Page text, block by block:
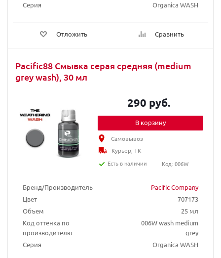
Серия
Organica WASH
Отложить Сравнить
Pacific88 Смывка серая средняя (medium
grey wash), 30 мл
Бренд/Производитель
Pacific Company
Цвет
707173
Объем
25 мл
Код оттенка по
производителю
006W wash medium
grey
Серия
Organica WASH
290 руб.
В корзину
Самовывоз
Курьер, ТК
Есть в наличии
Код: 006W